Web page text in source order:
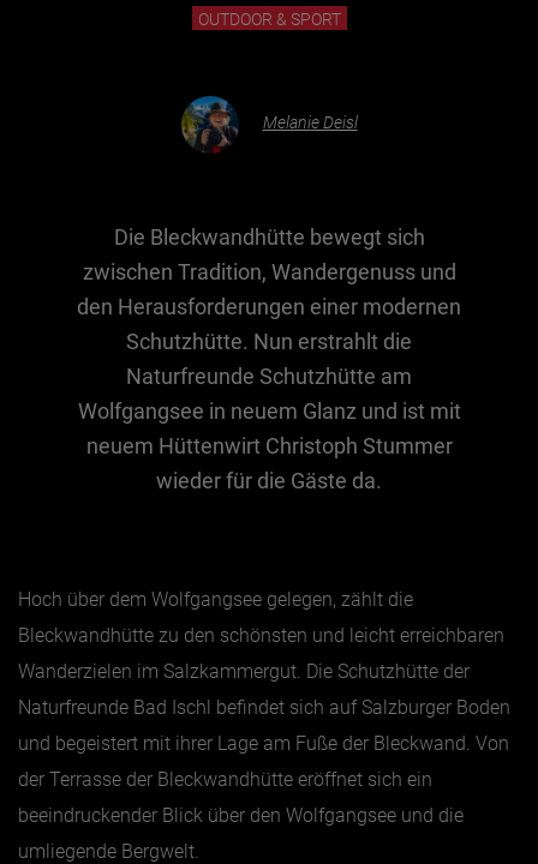
Sehenswürdig
Kunst & Kultur
Brauchtum
Jänner
Februar
März
April
Juni
Juli
OUTDOOR & SPORT
Melanie Deisl
Die Bleckwandhütte bewegt sich
zwischen Tradition, Wandergenuss und
den Herausforderungen einer modernen
Schutzhütte. Nun erstrahlt die
Naturfreunde Schutzhütte am
Wolfgangsee in neuem Glanz und ist mit
neuem Hüttenwirt Christoph Stummer
wieder für die Gäste da.
Hoch über dem Wolfgangsee gelegen, zählt die
Bleckwandhütte zu den schönsten und leicht erreichbaren
Wanderzielen im Salzkammergut. Die Schutzhütte der
Naturfreunde Bad Ischl befindet sich auf Salzburger Boden
und begeistert mit ihrer Lage am Fuße der Bleckwand. Von
der Terrasse der Bleckwandhütte eröffnet sich ein
beeindruckender Blick über den Wolfgangsee und die
umliegende Bergwelt.